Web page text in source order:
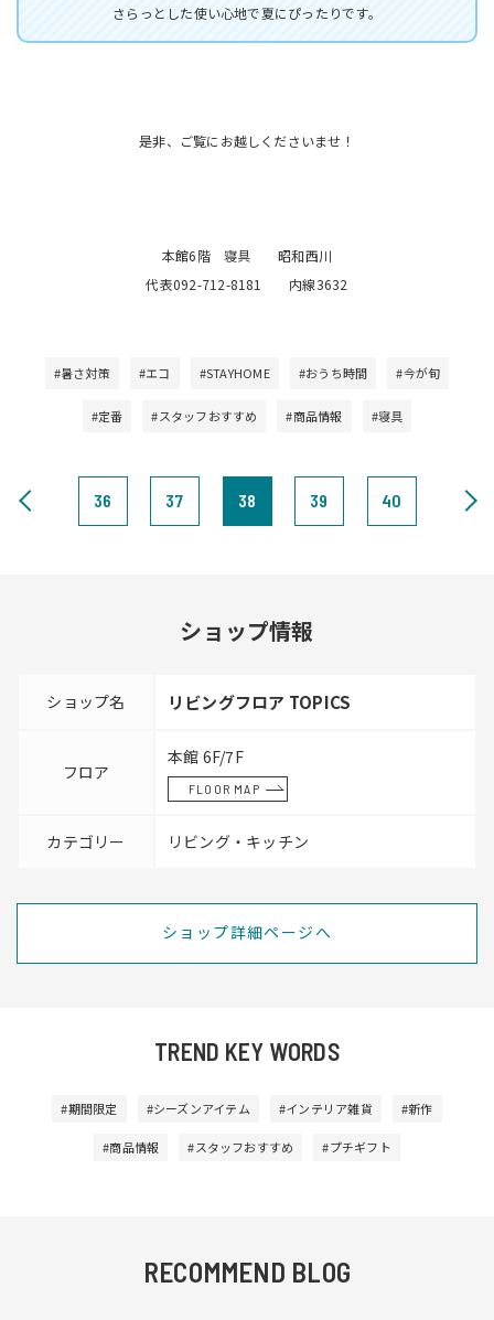
さらっとした使い心地で夏にぴったりです。
是非、ご覧にお越しくださいませ！
本館6階 寝具 昭和西川
代表092-712-8181 内線3632
#暑さ対策 #エコ #STAYHOME #おうち時間 #今が旬
#定番 #スタッフおすすめ #商品情報 #寝具
36 37 38 39 40
ショップ情報
ショップ名 リビングフロア TOPICS
フロア
本館 6F/7F
FLOOR MAP
カテゴリー リビング・キッチン
ショップ詳細ページへ
TREND KEY WORDS
#期間限定 #シーズンアイテム #インテリア雑貨 #新作
#商品情報 #スタッフおすすめ #プチギフト
RECOMMEND BLOG